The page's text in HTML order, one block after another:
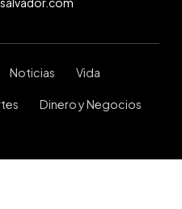
Noticias Vida
Dinero y Negocios